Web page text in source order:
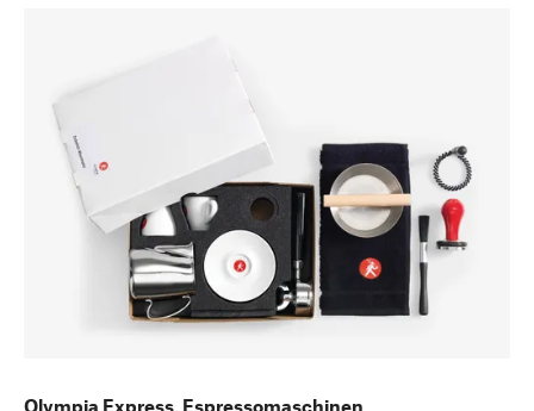
Olympia Express. Espressomaschinen